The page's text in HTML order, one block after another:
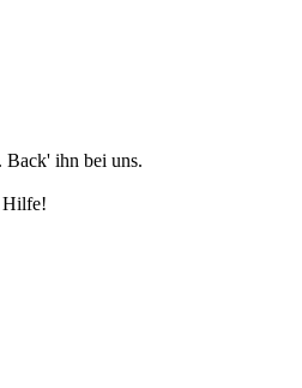
Back' ihn bei uns.
Hilfe!